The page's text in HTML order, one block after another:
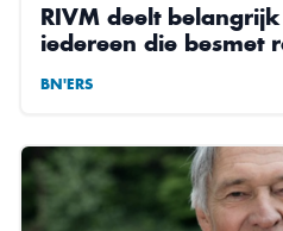
RIVM deelt
iedereen die besmet
BN'ERS